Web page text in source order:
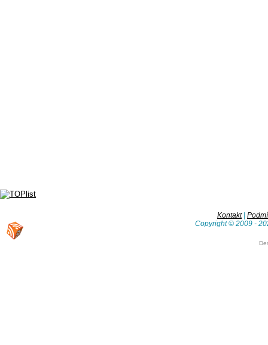
Kontakt|
Copyright © 2009 -